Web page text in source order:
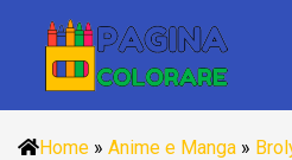
Home » Anime e Manga »